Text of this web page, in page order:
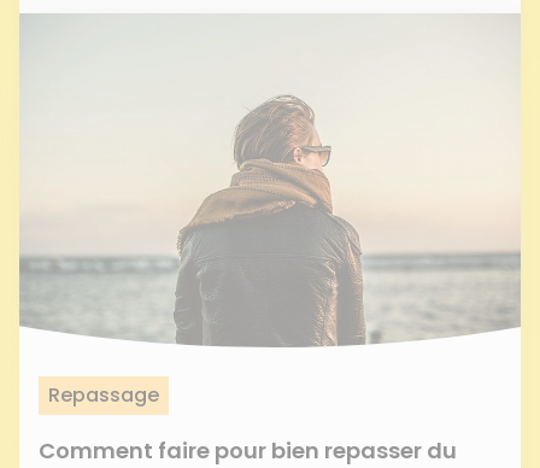
Repassage
Comment faire pour bien repasser du